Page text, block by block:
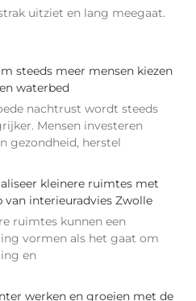
uitziet en lang meegaat.
steeds meer mensen kiezen
waterbed
nachtrust wordt steeds
Mensen investeren
gezondheid, herstel
kleinere ruimtes met
van interieuradvies Zwolle
ruimtes kunnen een
vormen als het gaat om
en
werken en groeien met de